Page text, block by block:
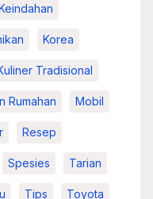
Korea
Tradisional
Rumahan Mobil
Resep
Spesies Tarian
Tips Toyota